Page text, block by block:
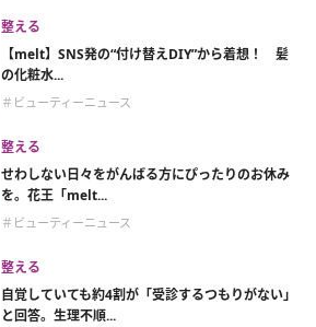
整える
【melt】SNS発の“付け替えDIY”から着想！ 髪
の化粧水...
＃ビューティーニュース
整える
せわしない日々をがんばる方にぴったりのお休み
を。花王「melt...
＃ビューティーニュース
整える
自覚していても約4割が「受診するつもりがない」
と回答。生理不順...